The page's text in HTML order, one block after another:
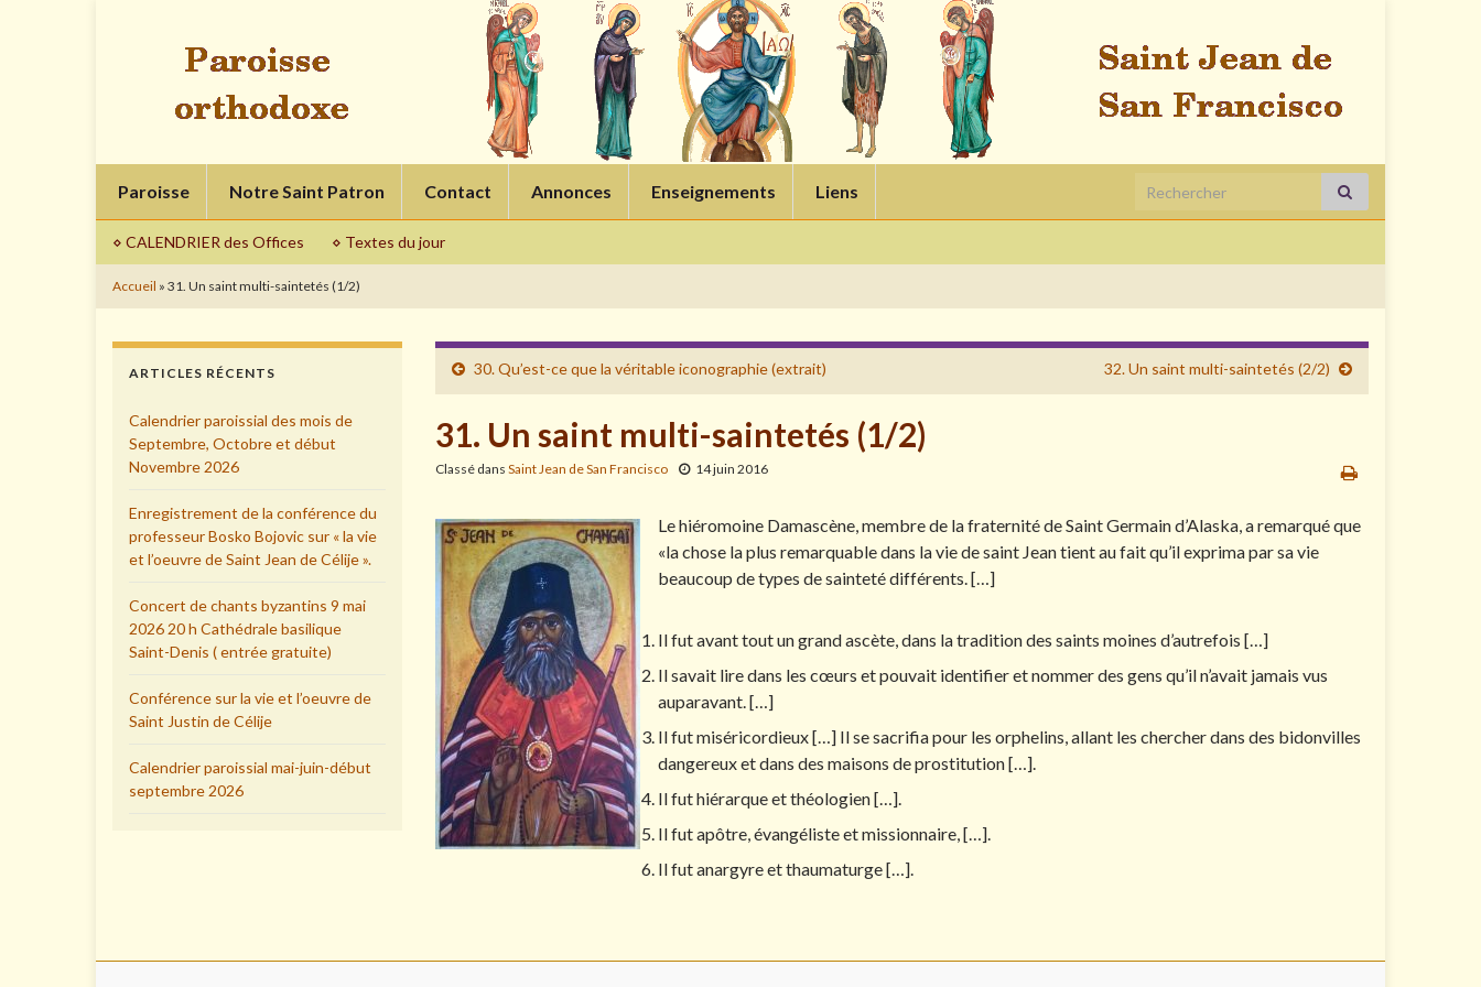
Paroisse Notre Saint Patron Contact Annonces Enseignements Liens Search for:
⋄ CALENDRIER des Offices ⋄ Textes du jour
Accueil » 31. Un saint multi-saintetés (1/2)
30. Qu’est-ce que la véritable iconographie (extrait) 32. Un saint multi-saintetés (2/2)
31. Un saint multi-saintetés (1/2)
Classé dans Saint Jean de San Francisco 14 juin 2016
Le hiéromoine Damascène, membre de la fraternité de Saint Germain d’Alaska, a remarqué que
«la chose la plus remarquable dans la vie de saint Jean tient au fait qu’il exprima par sa vie
beaucoup de types de sainteté différents. […]
Il fut avant tout un grand ascète, dans la tradition des saints moines d’autrefois […]
Il savait lire dans les cœurs et pouvait identifier et nommer des gens qu’il n’avait jamais vus
auparavant. […]
Il fut miséricordieux […] Il se sacrifia pour les orphelins, allant les chercher dans des bidonvilles
dangereux et dans des maisons de prostitution […].
Il fut hiérarque et théologien […].
Il fut apôtre, évangéliste et missionnaire, […].
Il fut anargyre et thaumaturge […].
ARTICLES RÉCENTS
Calendrier paroissial des mois de
Septembre, Octobre et début
Novembre 2026
Enregistrement de la conférence du
professeur Bosko Bojovic sur « la vie
et l’oeuvre de Saint Jean de Célije ».
Concert de chants byzantins 9 mai
2026 20 h Cathédrale basilique
Saint-Denis ( entrée gratuite)
Conférence sur la vie et l’oeuvre de
Saint Justin de Célije
Calendrier paroissial mai-juin-début
septembre 2026